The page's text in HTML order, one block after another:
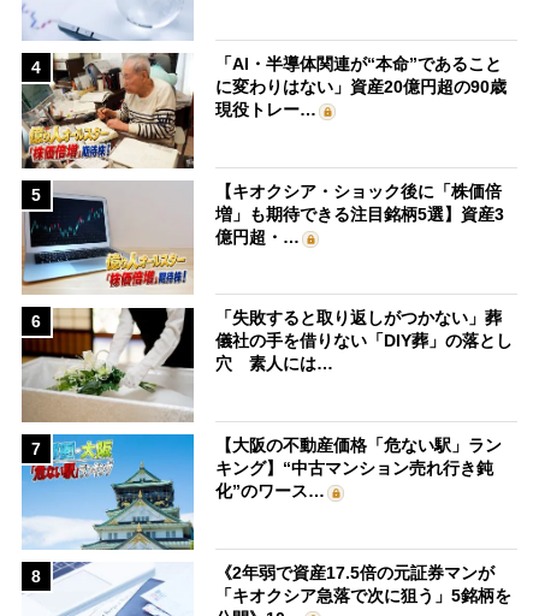
4
「AI・半導体関連が“本命”であること
に変わりはない」資産20億円超の90歳
現役トレー…
5
【キオクシア・ショック後に「株価倍
増」も期待できる注目銘柄5選】資産3
億円超・…
6
「失敗すると取り返しがつかない」葬
儀社の手を借りない「DIY葬」の落とし
穴 素人には…
7
【大阪の不動産価格「危ない駅」ラン
キング】“中古マンション売れ行き鈍
化”のワース…
8
《2年弱で資産17.5倍の元証券マンが
「キオクシア急落で次に狙う」5銘柄を